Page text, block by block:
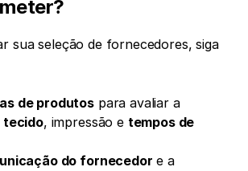
sua seleção de fornecedores, siga
de produtos
para avaliar a
tecido, impressão e tempos de
do fornecedor e a